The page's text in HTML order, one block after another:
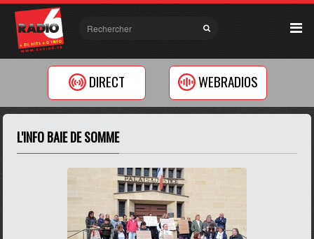
DIRECT WEBRADIOS
L'INFO BAIE DE SOMME